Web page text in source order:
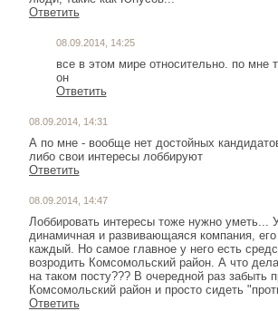
Ответить
08.09.2014, 14:25
все в этом мире относительно. по мне
он
Ответить
08.09.2014, 14:31
А по мне - вообще нет достойных
либо свои интересы лоббируют
Ответить
08.09.2014, 14:47
Лоббировать интересы тоже нужно уметь...
динамичная и развивающаяся компания,
каждый. Но самое главное у него есть
возродить Комсомольский район. А что
на таком посту??? В очередной раз забыть
Комсомольский район и просто сидеть
Ответить